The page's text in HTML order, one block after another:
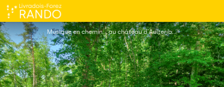
Musique en chemin... au château d'Aulteribe
Musique en chemin... au château d'Aulteribe_Sermentizon